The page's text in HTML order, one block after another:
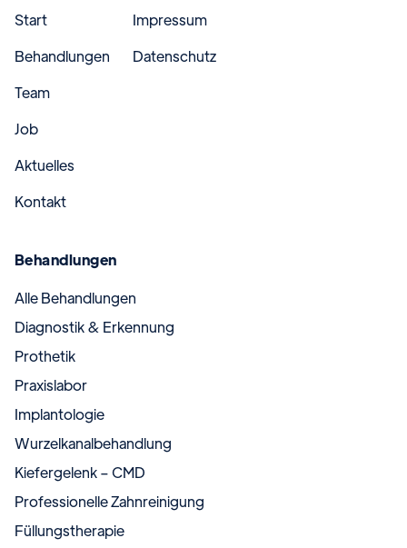
Start
Behandlungen
Team
Job
Aktuelles
Kontakt
Impressum
Datenschutz
Behandlungen
Alle Behandlungen
Diagnostik & Erkennung
Prothetik
Praxislabor
Implantologie
Wurzelkanalbehandlung
Kiefergelenk – CMD
Professionelle Zahnreinigung
Füllungstherapie